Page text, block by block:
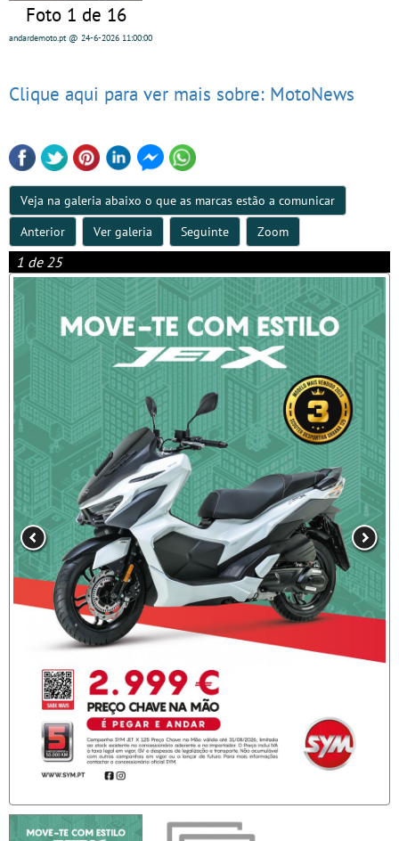
Foto 1 de 16
andardemoto.pt @ 24-6-2026 11:00:00
Clique aqui para ver mais sobre: MotoNews
Veja na galeria abaixo o que as marcas estão a comunicar
Anterior
Ver galeria Seguinte Zoom
1 de 25